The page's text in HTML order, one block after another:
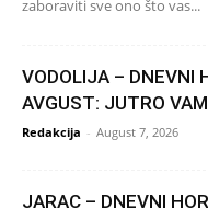
zaboraviti sve ono što vas...
VODOLIJA – DNEVNI
AVGUST: JUTRO
Redakcija - August 7, 2026
JARAC – DNEVNI